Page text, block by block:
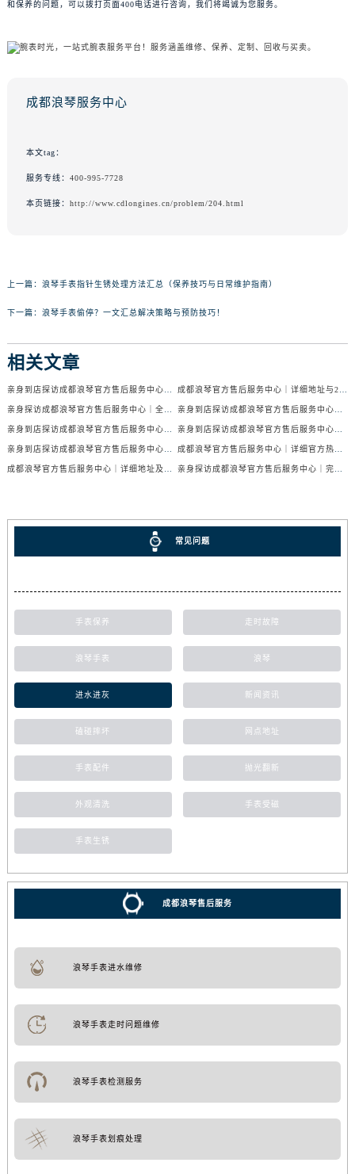
和保养的问题，可以拨打页面400电话进行咨询，我们将竭诚为您服务。
成都浪琴服务中心
本文tag：
服务专线： 400-995-7728
本页链接： http://www.cdlongines.cn/problem/204.html
上一篇： 浪琴手表指针生锈处理方法汇总（保养技巧与日常维护指南）
下一篇： 浪琴手表偷停？一文汇总解决策略与预防技巧！
相关文章
常见问题
手表保养 走时故障
浪琴手表 浪琴
进水进灰 新闻资讯
磕碰摔坏 网点地址
手表配件 抛光翻新
外观清洗 手表受磁
手表生锈
成都浪琴售后服务
浪琴手表进水维修
浪琴手表走时问题维修
浪琴手表检测服务
浪琴手表划痕处理